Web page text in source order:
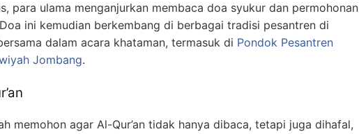
para ulama menganjurkan membaca doa syukur dan permohonan
ini kemudian berkembang di berbagai tradisi pesantren di
dalam acara khataman, termasuk di Pondok Pesantren
Jombang.
memohon agar Al-Qur’an tidak hanya dibaca, tetapi juga dihafal,